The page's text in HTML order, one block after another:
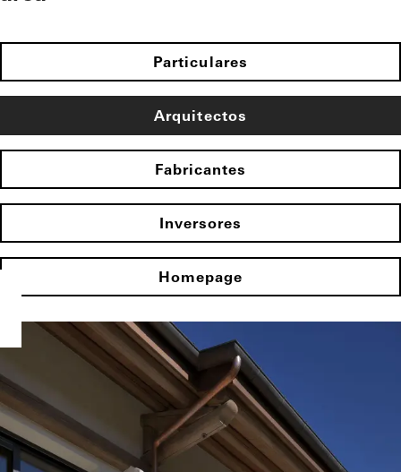
Particulares
Arquitectos
Fabricantes
Inversores
Homepage